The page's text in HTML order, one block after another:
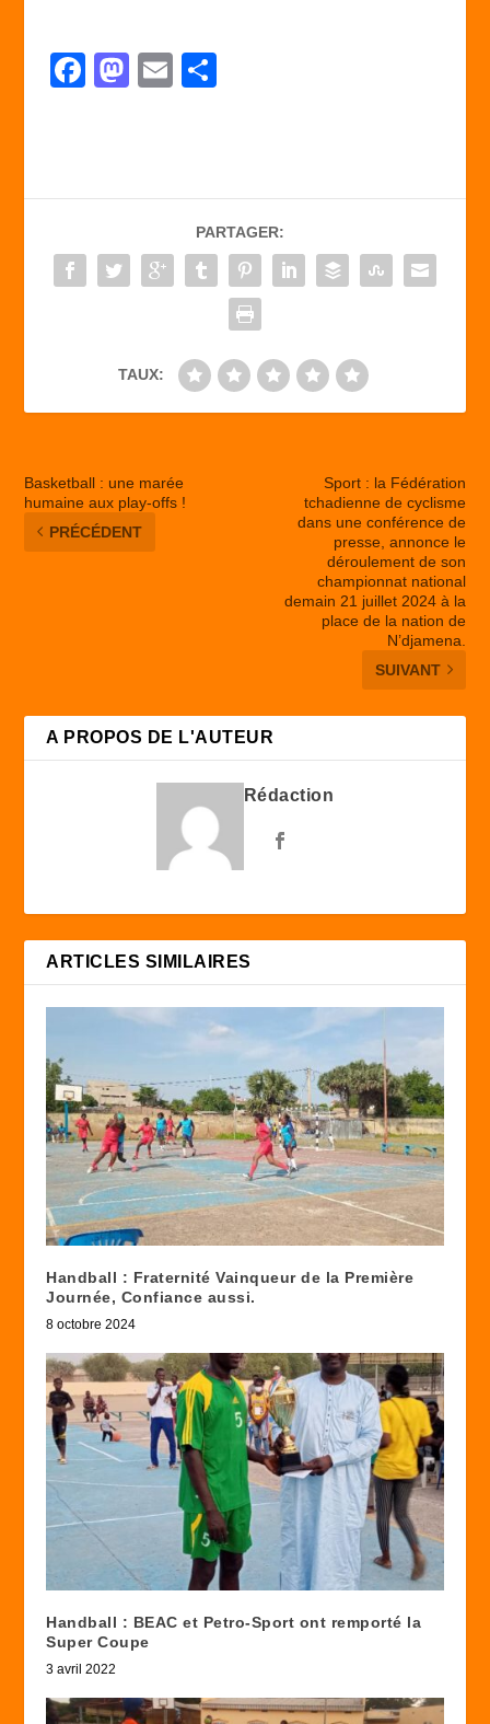
F
b
o
o
M
d
o
n
E
er
PARTAGER:
TAUX:
Basketball : une marée
humaine aux play-offs !
PRÉCÉDENT
Sport : la Fédération
tchadienne de cyclisme
dans une conférence de
presse, annonce le
déroulement de son
championnat national
demain 21 juillet 2024 à la
place de la nation de
N’djamena.
SUIVANT
A PROPOS DE L'AUTEUR
Rédaction
ARTICLES SIMILAIRES
Handball : Fraternité Vainqueur de la Première
Journée, Confiance aussi.
8 octobre 2024
Handball : BEAC et Petro-Sport ont remporté la
Super Coupe
3 avril 2022